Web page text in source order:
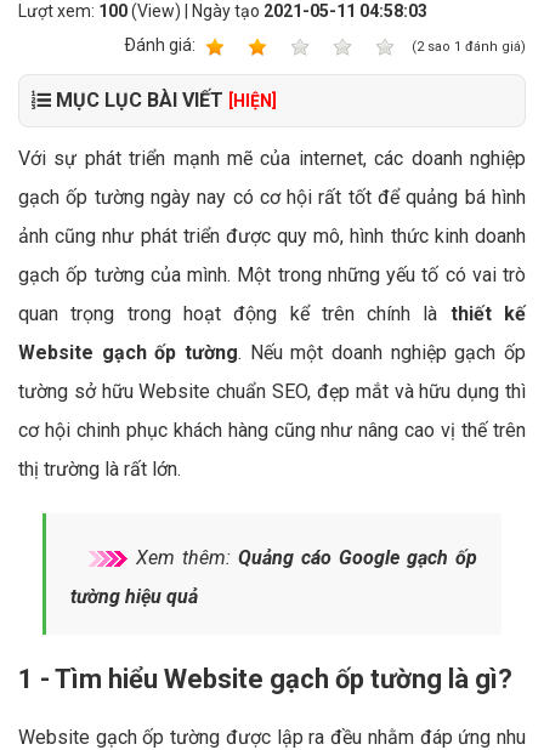
Lượt xem: 100(View) | Ngày tạo 2021-05-11 04:58:03
Ðánh giá:
(2sao 1 đánh giá)
MỤC LỤC BÀI VIẾT [HIỆN]
Với sự phát triển mạnh mẽ của internet, các doanh nghiệp
gạch ốp tường ngày nay có cơ hội rất tốt để quảng bá hình
ảnh cũng như phát triển được quy mô, hình thức kinh doanh
gạch ốp tường của mình. Một trong những yếu tố có vai trò
quan trọng trong hoạt động kể trên chính là thiết kế
Website gạch ốp tường. Nếu một doanh nghiệp gạch ốp
tường sở hữu Website chuẩn SEO, đẹp mắt và hữu dụng thì
cơ hội chinh phục khách hàng cũng như nâng cao vị thế trên
thị trường là rất lớn.
Xem thêm: Quảng cáo Google gạch ốp
tường hiệu quả
1 - Tìm hiểu Website gạch ốp tường là gì?
Website gạch ốp tường được lập ra đều nhằm đáp ứng nhu